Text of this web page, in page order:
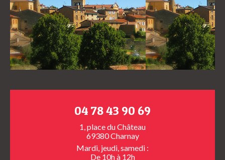
04 78 43 90 69
1, place du Château
69380 Charnay
Mardi, jeudi, samedi :
De 10h à 12h